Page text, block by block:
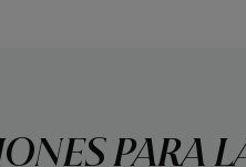
PARA